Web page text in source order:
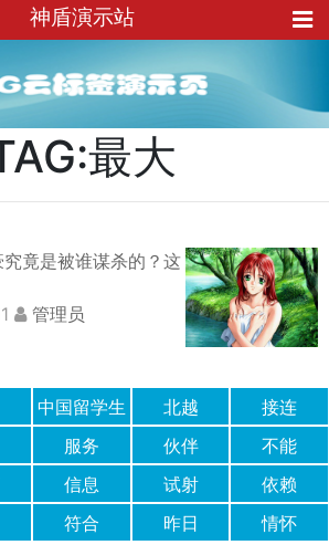
神盾演示站
最大
竟是被谁谋杀的？这
管理员
中国留学生 北越
接连
服务 伙伴
不能
信息 试射
依赖
符合 昨日 情怀